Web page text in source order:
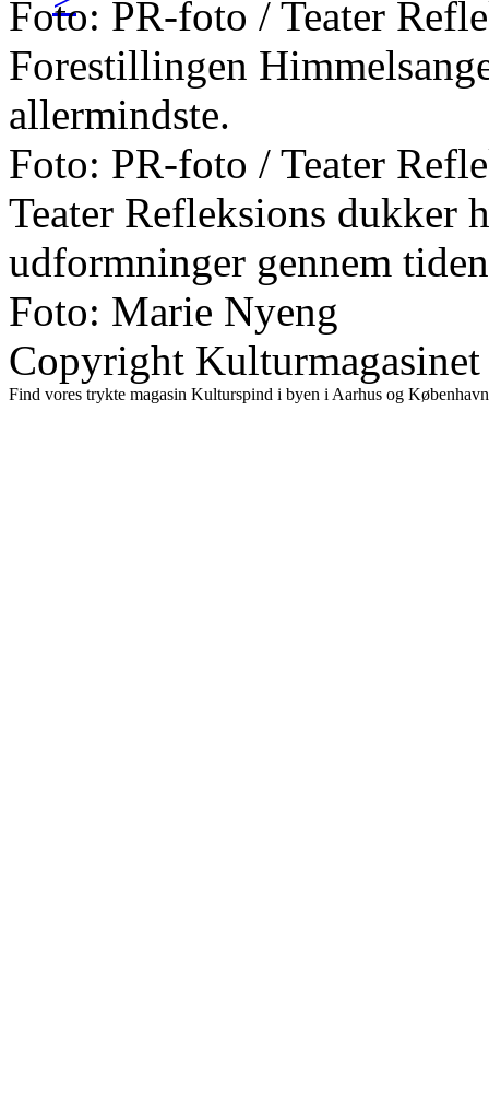
Foto: PR-foto / Teater
Forestillingen
allermindste.
Foto: PR-foto / Teater
Teater Refleksions dukker
udformninger gennem
Foto: Marie Nyeng
Copyright
Find vores trykte magasin Kulturspind i byen i Aarhus og København